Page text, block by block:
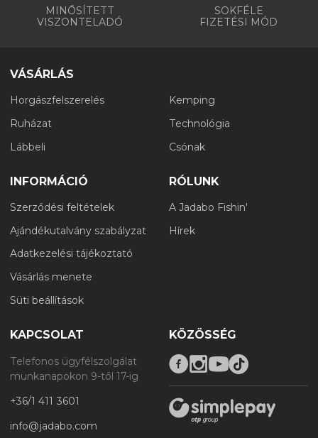
MINŐSÍTETT
VISZONTELADÓ
SOKFÉLE
FIZETÉSI MÓD
VÁSÁRLÁS
Horgászfelszerelés
Ruházat
Lábbeli
Kemping
Technológia
Csónak
INFORMÁCIÓ
Szerződési feltételek
Ajándékutalvány szabályzat
Adatkezelési tájékoztató
Vásárlás menete
Süti beállítások
RÓLUNK
A Jadabo Fishin'
Hírek
KAPCSOLAT
Telefonos ügyfélszolgálat
munkanapokon 9-től 17-ig
+36/1 411 3601
info@jadabo.com
KÖZÖSSÉG